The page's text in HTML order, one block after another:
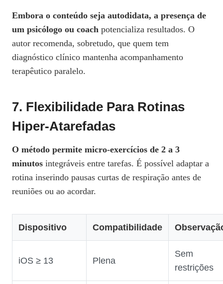
Embora o conteúdo seja autodidata, a presença de
um psicólogo ou coach potencializa resultados. O
autor recomenda, sobretudo, que quem tem
diagnóstico clínico mantenha acompanhamento
terapêutico paralelo.
7. Flexibilidade Para Rotinas
Hiper‑atarefadas
O método permite micro‑exercícios de 2 a 3
minutos integráveis entre tarefas. É possível adaptar a
rotina inserindo pausas curtas de respiração antes de
reuniões ou ao acordar.
Dispositivo Compatibilidade
iOS ≥ 13 Plena
Sem
restrições